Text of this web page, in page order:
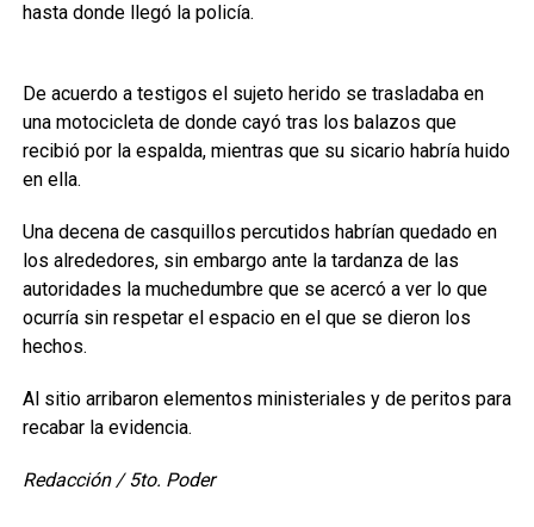
hasta donde llegó la policía.
De acuerdo a testigos el sujeto herido se trasladaba en
una motocicleta de donde cayó tras los balazos que
recibió por la espalda, mientras que su sicario habría huido
en ella.
Una decena de casquillos percutidos habrían quedado en
los alrededores, sin embargo ante la tardanza de las
autoridades la muchedumbre que se acercó a ver lo que
ocurría sin respetar el espacio en el que se dieron los
hechos.
Al sitio arribaron elementos ministeriales y de peritos para
recabar la evidencia.
Redacción / 5to. Poder